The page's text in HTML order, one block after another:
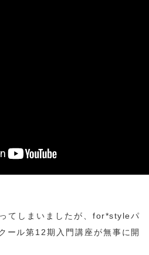
てしまいましたが、for*styleパ
ール第12期入門講座が無事に開